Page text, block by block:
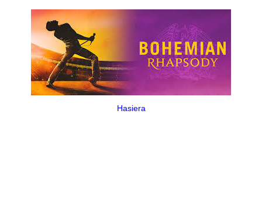
Hasiera